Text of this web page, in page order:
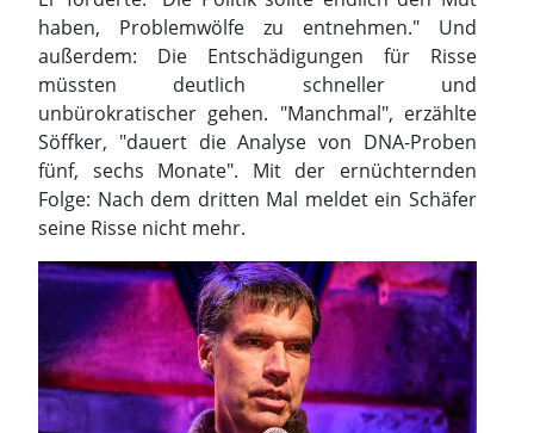
haben, Problemwölfe zu entnehmen." Und
außerdem: Die Entschädigungen für Risse
müssten deutlich schneller und
unbürokratischer gehen. "Manchmal", erzählte
Söffker, "dauert die Analyse von DNA-Proben
fünf, sechs Monate". Mit der ernüchternden
Folge: Nach dem dritten Mal meldet ein Schäfer
seine Risse nicht mehr.